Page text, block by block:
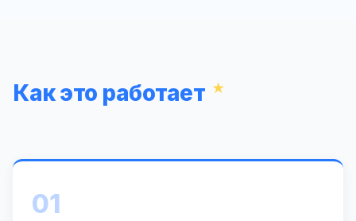
Как это работает
01